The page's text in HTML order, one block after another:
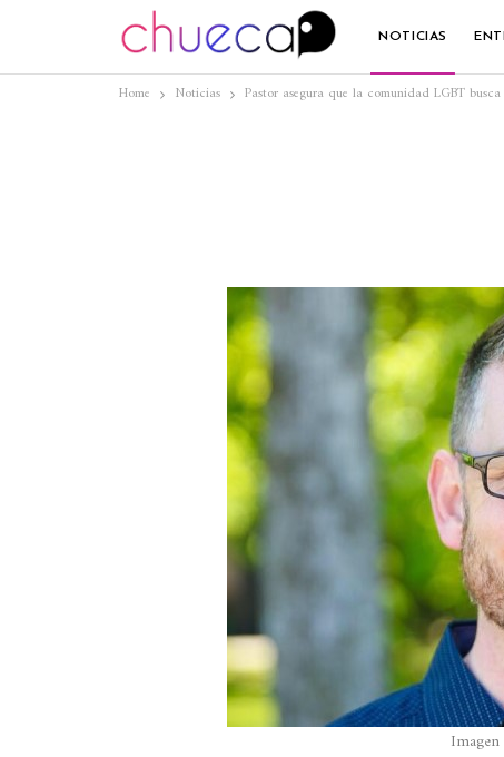
NOTICIAS
Home Noticias Pastor asegura que la comunidad LGBT